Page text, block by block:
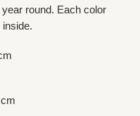
round. Each color
inside.